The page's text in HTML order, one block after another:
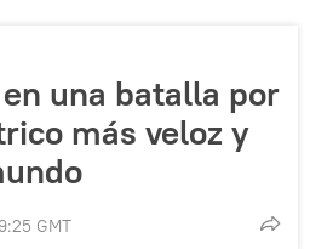
una batalla por
más veloz y
GMT